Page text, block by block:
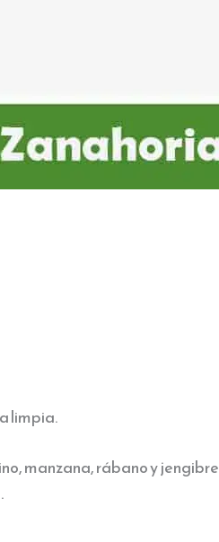
limpia.
manzana, rábano y jengibre